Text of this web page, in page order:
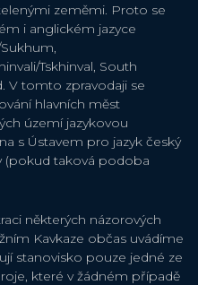
zeměmi. Proto se
i anglickém jazyce
Tskhinval, South
V tomto zpravodaji se
hlavních měst
území jazykovou
s Ústavem pro jazyk český
(pokud taková podoba
některých názorových
Kavkaze občas uvádíme
stanovisko pouze jedné ze
které v žádném případě